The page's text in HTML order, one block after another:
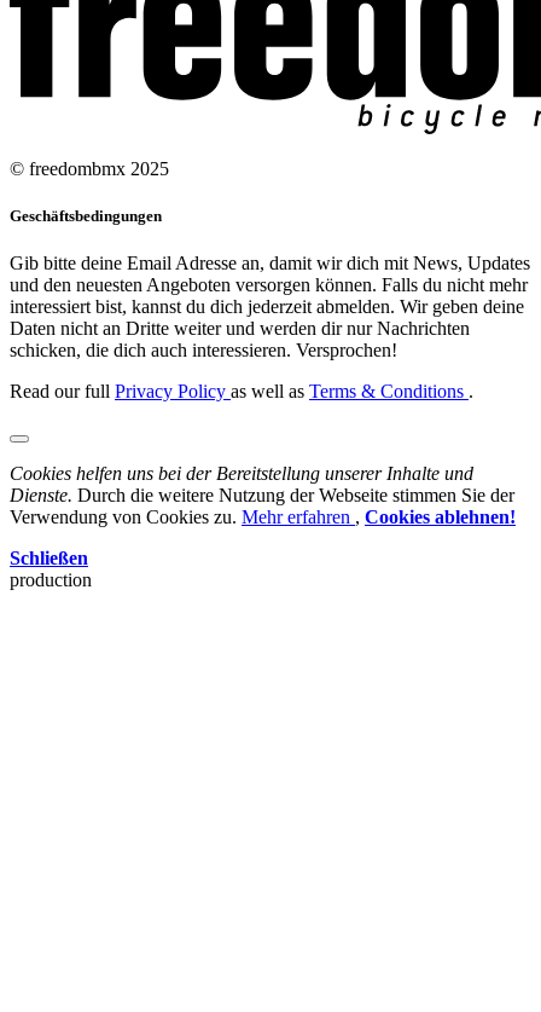
© freedombmx 2025
Geschäftsbedingungen
Gib bitte deine Email Adresse an, damit wir dich mit News, Updates
und den neuesten Angeboten versorgen können. Falls du nicht mehr
interessiert bist, kannst du dich jederzeit abmelden. Wir geben deine
Daten nicht an Dritte weiter und werden dir nur Nachrichten
schicken, die dich auch interessieren. Versprochen!
Read our full Privacy Policy as well as Terms & Conditions .
Cookies helfen uns bei der Bereitstellung unserer Inhalte und
Dienste. Durch die weitere Nutzung der Webseite stimmen Sie der
Verwendung von Cookies zu. Mehr erfahren , Cookies ablehnen!
Schließen
production